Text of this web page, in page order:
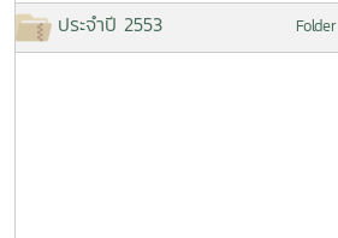
ประจำปี 2553 Folder